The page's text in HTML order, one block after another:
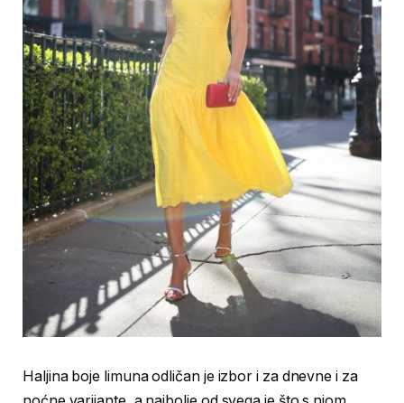
Haljina boje limuna odličan je izbor i za dnevne i za